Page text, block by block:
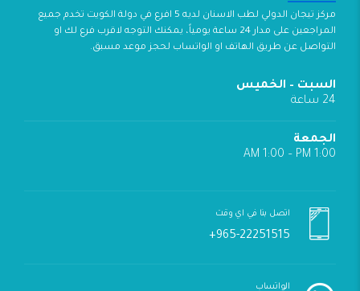
مركز تيجان الدولي لطب الاسنان لديه 5 افرع في دولة الكويت تخدم جميع
المراجعين على مدار 24 ساعة يومياً، يمكنك التوجه لاقرب فرع لك او
التواصل عن طريق الهاتف او الواتساب لحجز موعد مسبق.
السبت – الخميس
24 ساعة
الجمعة
1:00 AM 1:00 – PM
اتصل بنا في اي وقت
965-22251515+
الواتساب